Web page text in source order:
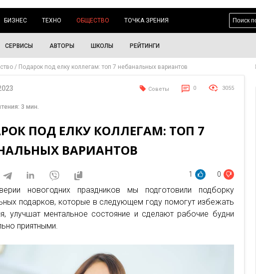
БИЗНЕС ТЕХНО ОБЩЕСТВО ТОЧКА ЗРЕНИЯ
СЕРВИСЫ АВТОРЫ ШКОЛЫ РЕЙТИНГИ
Подарок под елку коллегам: топ 7 небанальных вариантов
Советы 0 3055
3 мин.
ПОД ЕЛКУ КОЛЛЕГАМ: ТОП 7
ВАРИАНТОВ
1 0
новогодних праздников мы подготовили подборку
подарков, которые в следующем году помогут избежать
улучшат ментальное состояние и сделают рабочие будни
приятными.